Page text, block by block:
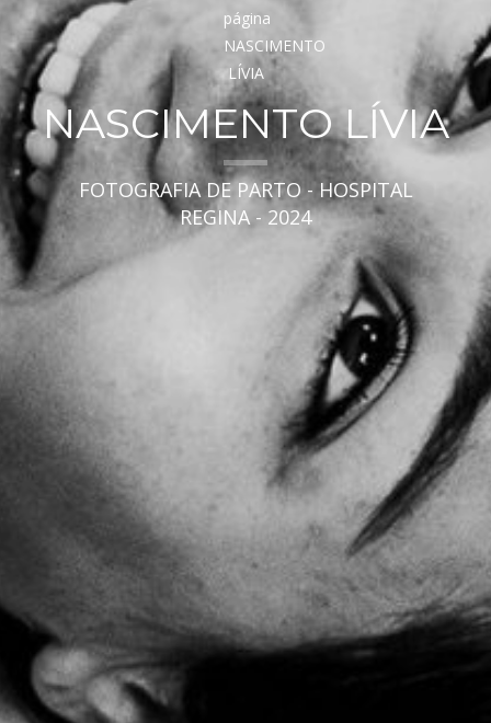
NASCIMENTO LÍVIA
FOTOGRAFIA DE PARTO - HOSPITAL
REGINA - 2024